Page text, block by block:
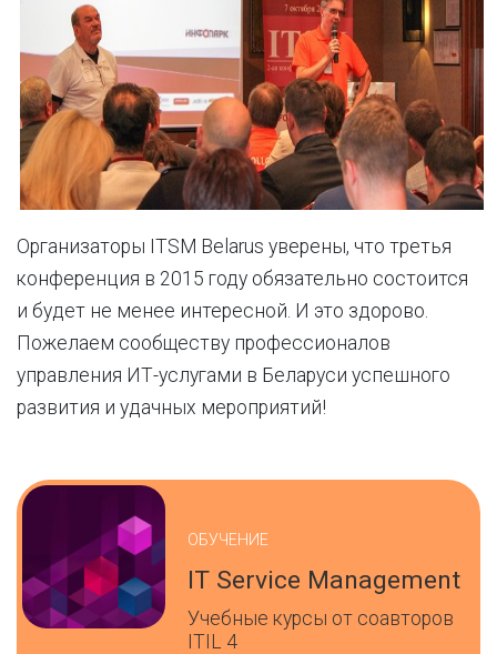
Организаторы ITSM Belarus уверены, что третья
конференция в 2015 году обязательно состоится
и будет не менее интересной. И это здорово.
Пожелаем сообществу профессионалов
управления ИТ-услугами в Беларуси успешного
развития и удачных мероприятий!
ОБУЧЕНИЕ
IT Service Management
Учебные курсы от соавторов
ITIL 4